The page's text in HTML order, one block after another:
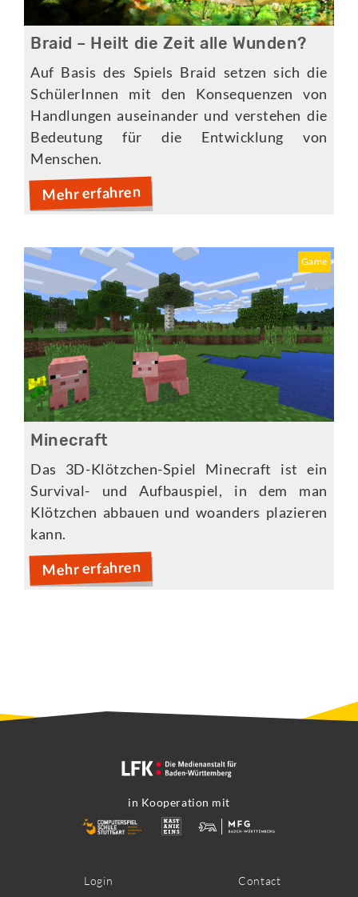
Braid – Heilt die Zeit alle Wunden?
Auf Basis des Spiels Braid setzen sich die
SchülerInnen mit den Konsequenzen von
Handlungen auseinander und verstehen die
Bedeutung für die Entwicklung von
Menschen.
Mehr erfahren
Game
Minecraft
Das 3D-Klötzchen-Spiel Minecraft ist ein
Survival- und Aufbauspiel, in dem man
Klötzchen abbauen und woanders plazieren
kann.
Mehr erfahren
in Kooperation mit
Footer
Login
Contact